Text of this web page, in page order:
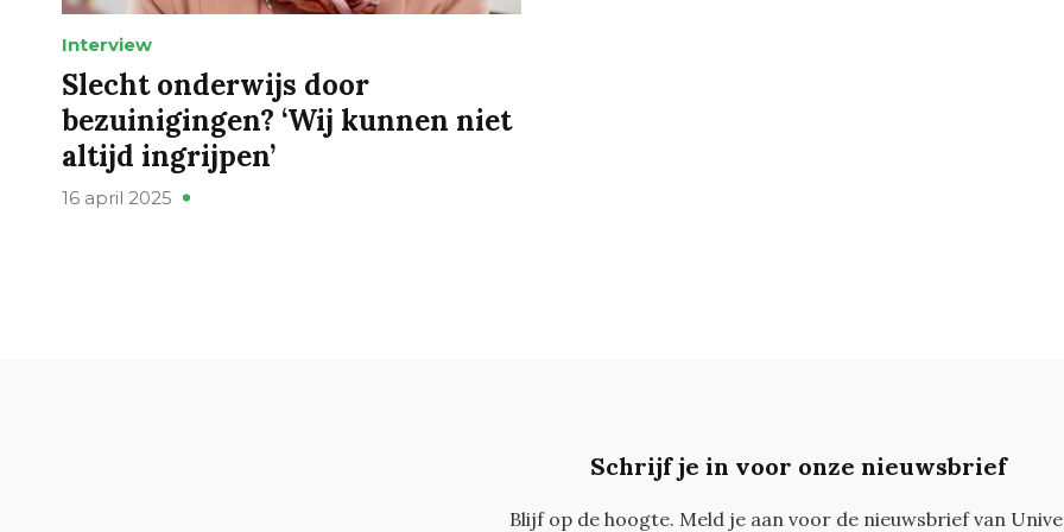
Interview
Slecht onderwijs door
bezuinigingen? ‘Wij kunnen niet
altijd ingrijpen’
16 april 2025
Schrijf je in voor onze nieuwsbrief
Blijf op de hoogte. Meld je aan voor de nieuwsbrief van